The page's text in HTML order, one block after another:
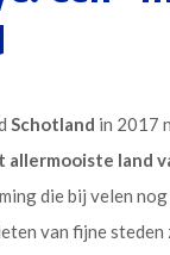
Schotland in 2017
allermooiste land
die bij velen
van fijne steden